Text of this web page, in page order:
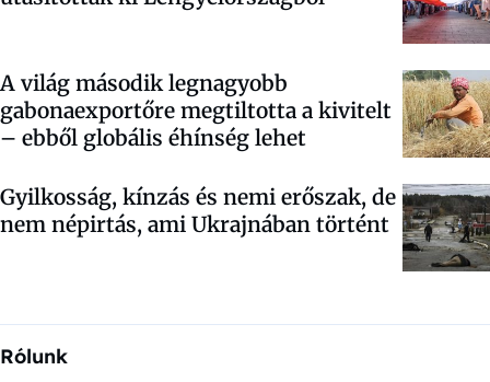
A világ második legnagyobb
gabonaexportőre megtiltotta a kivitelt
– ebből globális éhínség lehet
Gyilkosság, kínzás és nemi erőszak, de
nem népirtás, ami Ukrajnában történt
Rólunk